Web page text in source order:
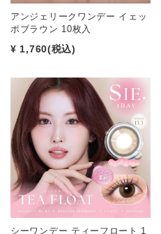
アンジェリークワンデー イェッ
ポブラウン 10枚入
¥ 1,760(税込)
シーワンデー ティーフロート 1